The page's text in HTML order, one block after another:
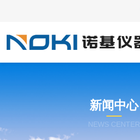
新闻中心
NEWS CENTER